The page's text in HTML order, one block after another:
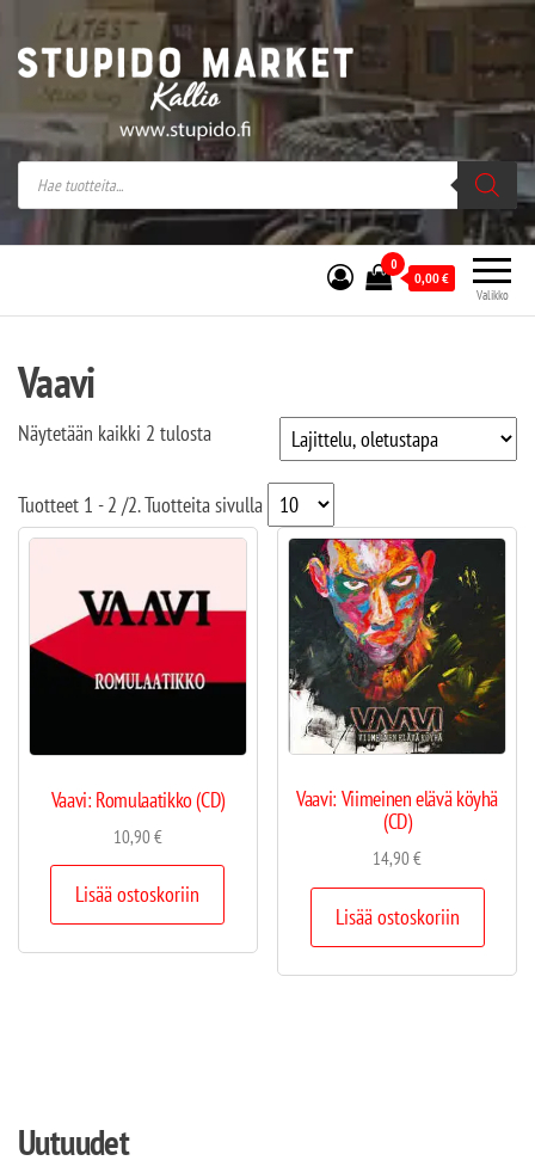
Stupido Market – verkossa ja kivijalassa
Stupido Market on vaihtoehtomusaan
erikoistunut verkko- sekä
kivijalkakauppa Helsingissä Kallion
sydämessä.
Valikko
0
0,00€
Vaavi
Näytetään kaikki 2 tulosta
Tuotteet 1 - 2 /2. Tuotteita sivulla
Vaavi: Romulaatikko (CD)
10,90€
Lisää ostoskoriin
Vaavi: Viimeinen elävä köyhä
(CD)
14,90€
Lisää ostoskoriin
Uutuudet